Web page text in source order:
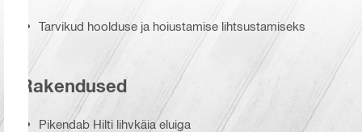
Tarvikud hoolduse ja hoiustamise lihtsustamiseks
Rakendused
Pikendab Hilti lihvkäia eluiga